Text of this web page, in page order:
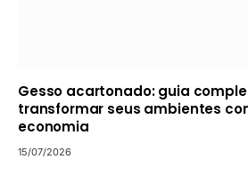
Gesso acartonado: guia
transformar seus ambientes
economia
15/07/2026